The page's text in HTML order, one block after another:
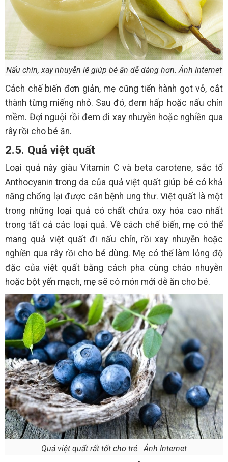
Nấu chín, xay nhuyễn lê giúp bé ăn dễ dàng hơn. Ảnh Internet
Cách chế biến đơn giản, mẹ cũng tiến hành gọt vỏ, cắt
thành từng miếng nhỏ. Sau đó, đem hấp hoặc nấu chín
mềm. Đợi nguội rồi đem đi xay nhuyễn hoặc nghiền qua
rây rồi cho bé ăn.
2.5. Quả việt quất
Loại quả này giàu Vitamin C và beta carotene, sắc tố
Anthocyanin trong da của quả việt quất giúp bé có khả
năng chống lại được căn bệnh ung thư. Việt quất là một
trong những loại quả có chất chứa oxy hóa cao nhất
trong tất cả các loại quả. Về cách chế biến, mẹ có thể
mang quả việt quất đi nấu chín, rồi xay nhuyễn hoặc
nghiền qua rây rồi cho bé dùng. Mẹ có thể làm lỏng độ
đặc của việt quất bằng cách pha cùng cháo nhuyễn
hoặc bột yến mạch, mẹ sẽ có món mới dễ ăn cho bé.
Quả việt quất rất tốt cho trẻ. Ảnh Internet